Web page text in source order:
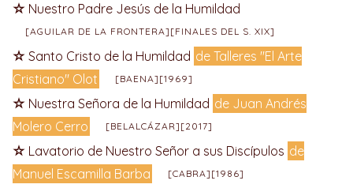
Nuestro Padre Jesús de la Humildad
[AGUILAR DE LA FRONTERA][FINALES DEL S. XIX]
Santo Cristo de la Humildad de Talleres "El Arte
Cristiano" Olot
[BAENA][1969]
Nuestra Señora de la Humildad de Juan Andrés
Molero Cerro
[BELALCÁZAR][2017]
Lavatorio de Nuestro Señor a sus Discípulos de
Manuel Escamilla Barba
[CABRA][1986]